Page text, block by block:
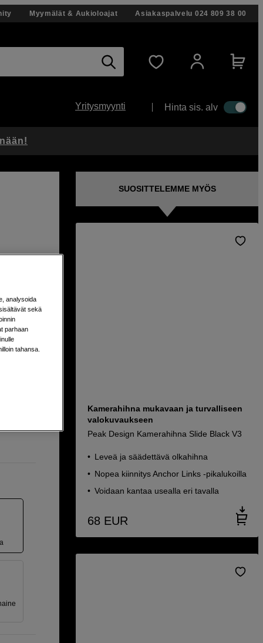
Myymälät & Aukioloajat Asiakaspalvelu 024 809 38 00
Yritysmyynti Hinta sis. alv
SUOSITTELEMME MYÖS
Kamerahihna mukavaan ja turvalliseen
valokuvaukseen
Peak Design Kamerahihna Slide Black V3
Leveä ja säädettävä olkahihna
Nopea kiinnitys Anchor Links -pikalukoilla
Voidaan kantaa usealla eri tavalla
68 EUR
analysoida
sekä
parhaan
tahansa.